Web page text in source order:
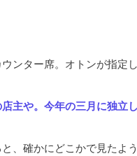
ンター席。オトンが指定
店主や。今年の三月に独立
、確かにどこかで見たよ